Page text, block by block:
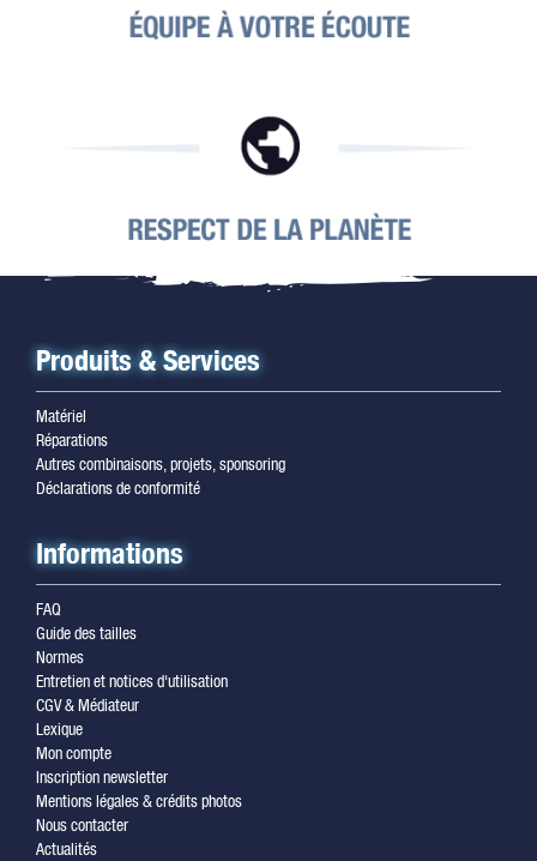
Produits & Services
Matériel
Réparations
Autres combinaisons, projets, sponsoring
Déclarations de conformité
Informations
FAQ
Guide des tailles
Normes
Entretien et notices d'utilisation
CGV & Médiateur
Lexique
Mon compte
Inscription newsletter
Mentions légales & crédits photos
Nous contacter
Actualités